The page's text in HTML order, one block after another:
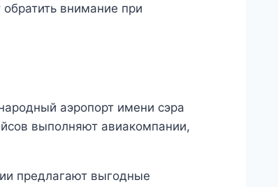
внимание при
аэропорт имени сэра
выполняют авиакомпании,
предлагают выгодные